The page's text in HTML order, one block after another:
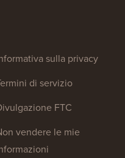
sulla privacy
di servizio
FTC
vendere le mie